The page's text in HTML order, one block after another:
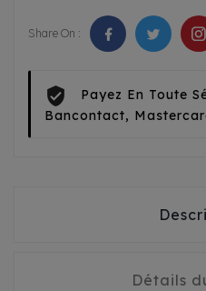
Share On :
Payez En Toute
Bancontact,
Détails